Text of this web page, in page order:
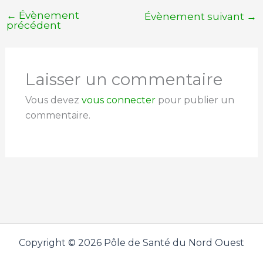
← Évènement
précédent
Évènement suivant →
Laisser un commentaire
Vous devez vous connecterpour publier un
commentaire.
Copyright © 2026 Pôle de Santé du Nord Ouest